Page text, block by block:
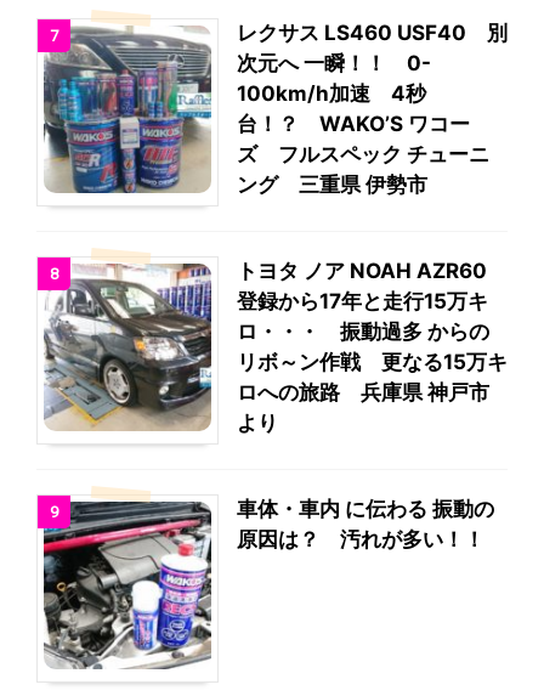
7
レクサス LS460 USF40 別
次元へ 一瞬！！ 0-
100km/h加速 4秒
台！？ WAKO’S ワコー
ズ フルスペック チューニ
ング 三重県 伊勢市
8
トヨタ ノア NOAH AZR60
登録から17年と走行15万キ
ロ・・・ 振動過多 からの
リボ～ン作戦 更なる15万キ
ロへの旅路 兵庫県 神戸市
より
9
車体・車内 に伝わる 振動の
原因は？ 汚れが多い！！